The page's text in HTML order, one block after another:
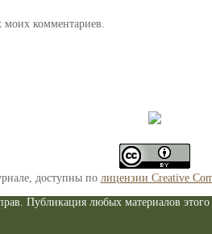
комментариев.
доступны по лицензии Creative
Публикация любых материалов этого